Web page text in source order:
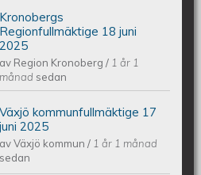
18 juni
Kronobergs
Regionfullmäktige 18 juni
2025
av Region Kronoberg/ 1 år 1
månad sedan
17 juni
Växjö kommunfullmäktige 17
juni 2025
avVäxjö kommun/ 1 år 1 månad
sedan